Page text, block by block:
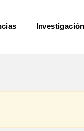
Investigación